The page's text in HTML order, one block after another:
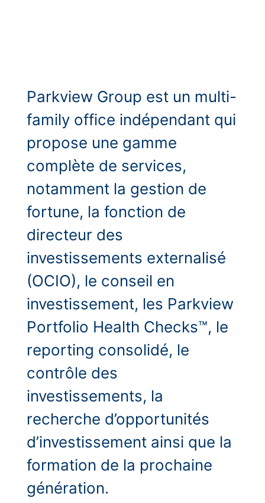
Parkview Group est un multi-
family office indépendant qui
propose une gamme
complète de services,
notamment la gestion de
fortune, la fonction de
directeur des
investissements externalisé
(OCIO), le conseil en
investissement, les Parkview
Portfolio Health Checks™, le
reporting consolidé, le
contrôle des
investissements, la
recherche d’opportunités
d’investissement ainsi que la
formation de la prochaine
génération.